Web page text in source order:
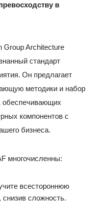
в
Group Architecture
стандарт
Он предлагает
методики и набор
обеспечивающих
компонентов с
бизнеса.
многочисленны:
всестороннюю
сложность.